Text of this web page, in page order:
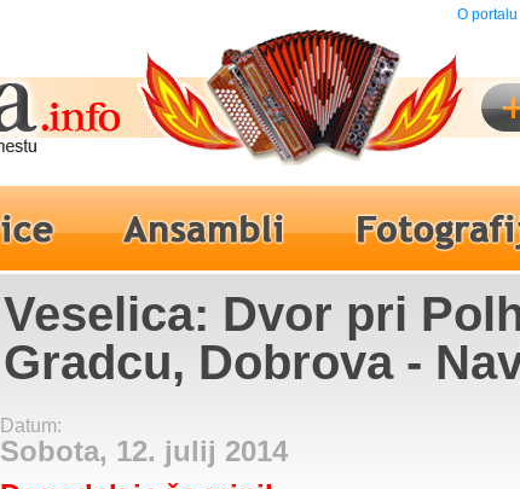
O portalu
Veselica: Dvor pri
Gradcu, Dobrova -
Datum:
Sobota, 12. julij 2014